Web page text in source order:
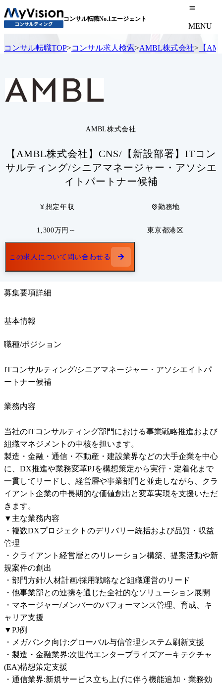
コンサル転職No.1エージェント
MENU
コンサル転職TOP>コンサル求人検索>AMBL株式会社> 【
AMBL株式会社
【AMBL株式会社】CNS/【新設部署】ITコン
サルティング/シニアマネージャー・アソシエ
イトパートナー候補
想定年収
1,300万円～
勤務地
東京都港区
この求人について問い合わせる
募集要項詳細
基本情報
職種/ポジション
ITコンサルティング/シニアマネージャー・アソシエイトパ
ートナー候補
業務内容
当社のITコンサルティング部門における事業戦略推進および
組織マネジメントの中核を担います。
製造・金融・通信・不動産・建設業界などの大手企業を中心
に、DX推進や業務変革PJを構想策定から実行・定着化まで
一貫してリードし、経営層や事業部門と並走しながら、クラ
イアント企業の中長期的な価値創出と変革実現を支援いただ
きます。
▼主な業務内容
・複数DXプロジェクトのデリバリー統括および品質・収益
管理
・クライアント経営層とのリレーション構築、提案活動や新
規案件の創出
・部門方針/人材計画/採用戦略など組織運営のリード
・他事業部との連携を通じた全社的なソリューション展開
・マネージャー/メンバーのパフォーマンス管理、育成、キ
ャリア支援
▼PJ例
・メガバンク向け:グローバル与信管理システム刷新支援
・製造・金融業界:次世代エンタープライズアーキテクチャ
(EA)構想策定支援
・通信業界:新規サービス立ち上げに伴う機能追加・業務効